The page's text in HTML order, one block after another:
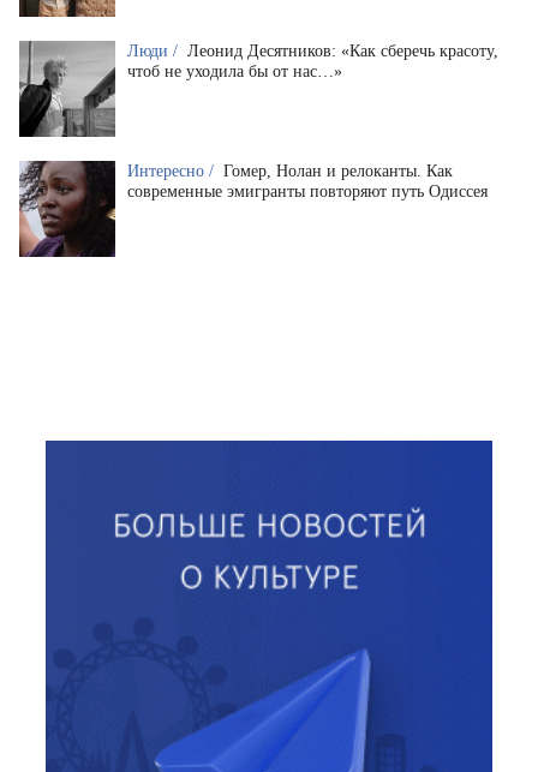
Люди / Леонид Десятников: «Как сберечь красоту,
чтоб не уходила бы от нас…»
Интересно / Гомер, Нолан и релоканты. Как
современные эмигранты повторяют путь Одиссея